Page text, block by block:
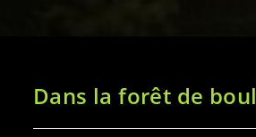
Dans la forêt de